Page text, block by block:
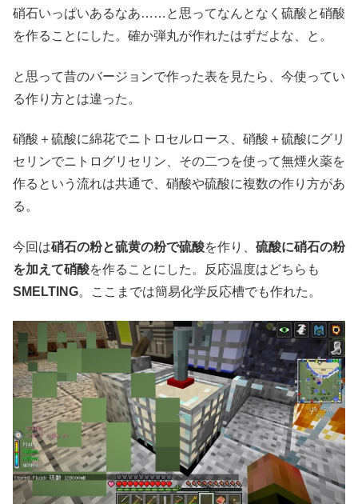
硝石いっぱいあるなあ……と思ってなんとなく硫酸と硝酸
を作ることにした。確か弾丸が作れたはずだよな、と。
と思って昔のバージョンで作った表を見たら、今使ってい
る作り方とは違った。
硝酸＋硫酸に綿花でニトロセルロース、硝酸＋硫酸にグリ
セリンでニトログリセリン、その二つを使って無煙火薬を
作るという流れは共通で、硝酸や硫酸に複数の作り方があ
る。
今回は硝石の粉と硫黄の粉で硫酸を作り、 硫酸に硝石の粉
を加えて硝酸を作ることにした。反応温度はどちらも
SMELTING。ここまでは簡易化学反応槽でも作れた。